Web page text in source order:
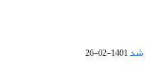
1401-02-26